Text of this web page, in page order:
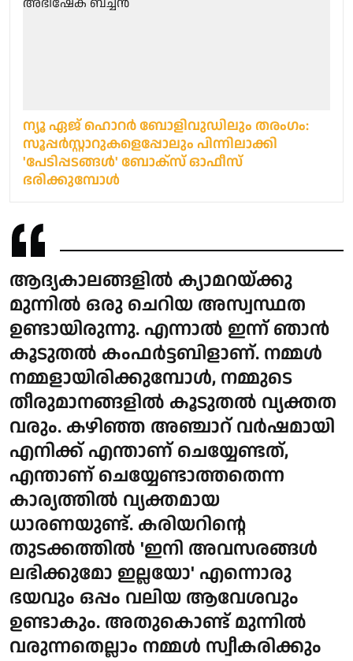
ന്യൂ ഏജ് ഹൊറര്‍ ബോളിവുഡിലും തരംഗം:
സൂപ്പര്‍സ്റ്റാറുകളെപ്പോലും പിന്നിലാക്കി
'പേടിപ്പടങ്ങള്‍' ബോക്‌സ് ഓഫീസ്
ഭരിക്കുമ്പോള്‍
ആദ്യകാലങ്ങളിൽ ക്യാമറയ്ക്കു
മുന്നിൽ ഒരു ചെറിയ അസ്വസ്ഥത
ഉണ്ടായിരുന്നു. എന്നാൽ ഇന്ന് ഞാൻ
കൂടുതൽ കംഫർട്ടബിളാണ്. നമ്മൾ
നമ്മളായിരിക്കുമ്പോൾ, നമ്മുടെ
തീരുമാനങ്ങളിൽ കൂടുതൽ വ്യക്തത
വരും. കഴിഞ്ഞ അഞ്ചാറ് വർഷമായി
എനിക്ക് എന്താണ് ചെയ്യേണ്ടത്,
എന്താണ് ചെയ്യേണ്ടാത്തതെന്ന
കാര്യത്തിൽ വ്യക്തമായ
ധാരണയുണ്ട്. കരിയറിന്റെ
തുടക്കത്തിൽ 'ഇനി അവസരങ്ങൾ
ലഭിക്കുമോ ഇല്ലയോ' എന്നൊരു
ഭയവും ഒപ്പം വലിയ ആവേശവും
ഉണ്ടാകും. അതുകൊണ്ട് മുന്നിൽ
വരുന്നതെല്ലാം നമ്മൾ സ്വീകരിക്കും